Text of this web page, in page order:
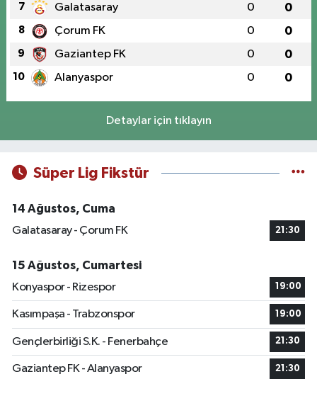
7 Galatasaray 0 0
8 Çorum FK 0 0
9 Gaziantep FK 0 0
10 Alanyaspor 0 0
Detaylar için tıklayın
Süper Lig Fikstür
14 Ağustos, Cuma
Galatasaray - Çorum FK
21:30
15 Ağustos, Cumartesi
Konyaspor - Rizespor
19:00
Kasımpaşa - Trabzonspor 19:00
Gençlerbirliği S.K. - Fenerbahçe 21:30
Gaziantep FK - Alanyaspor 21:30